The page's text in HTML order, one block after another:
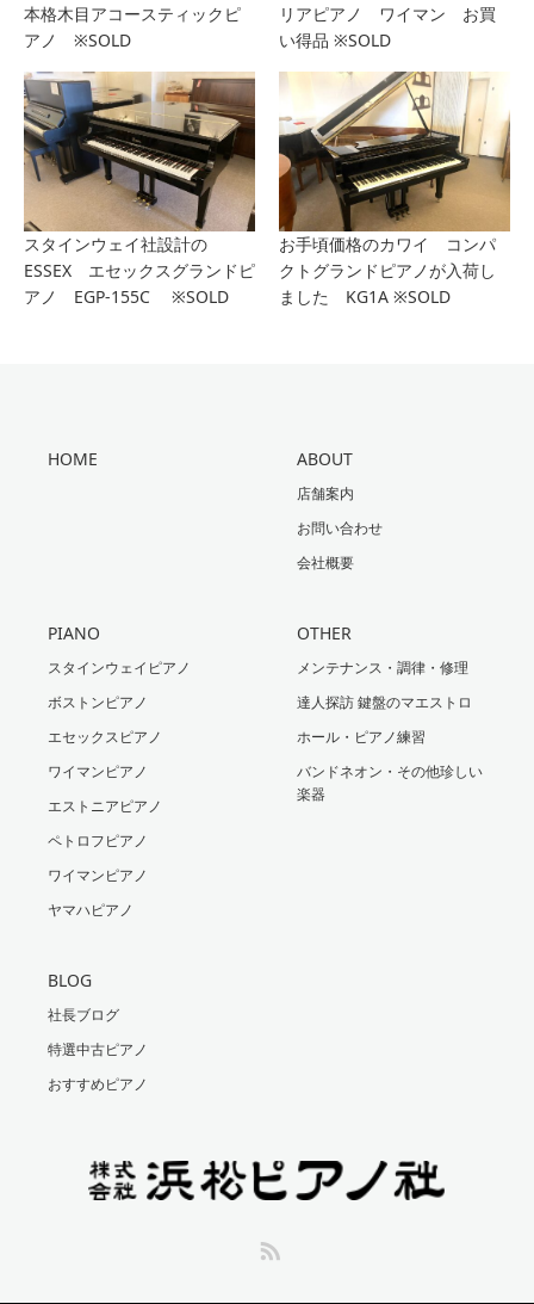
本格木目アコースティックピ
アノ ※SOLD
リアピアノ ワイマン お買
い得品 ※SOLD
スタインウェイ社設計の
ESSEX エセックスグランドピ
アノ EGP-155C ※SOLD
お手頃価格のカワイ コンパ
クトグランドピアノが入荷し
ました KG1A ※SOLD
HOME ABOUT
店舗案内
お問い合わせ
会社概要
PIANO
スタインウェイピアノ
ボストンピアノ
エセックスピアノ
ワイマンピアノ
エストニアピアノ
ペトロフピアノ
ワイマンピアノ
ヤマハピアノ
OTHER
メンテナンス・調律・修理
達人探訪 鍵盤のマエストロ
ホール・ピアノ練習
バンドネオン・その他珍しい
楽器
BLOG
社長ブログ
特選中古ピアノ
おすすめピアノ